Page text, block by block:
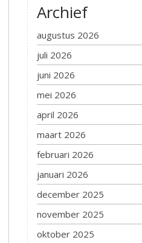
Archief
augustus 2026
juli 2026
juni 2026
mei 2026
april 2026
maart 2026
februari 2026
januari 2026
december 2025
november 2025
oktober 2025